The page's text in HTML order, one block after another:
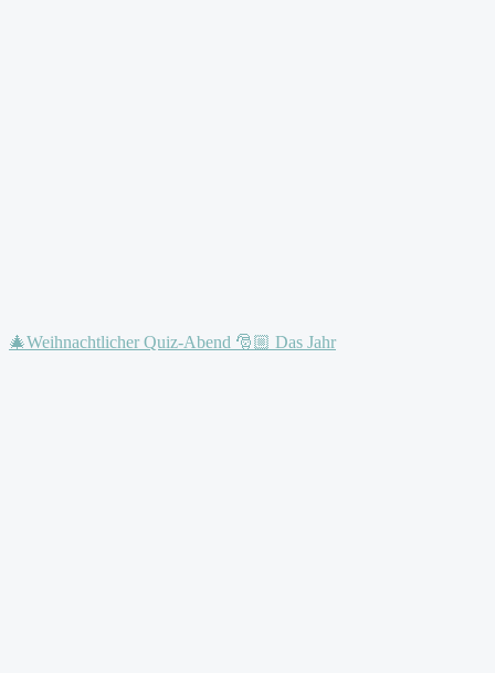
🎄Weihnachtlicher Quiz-Abend 🎅🏼 Das Jahr